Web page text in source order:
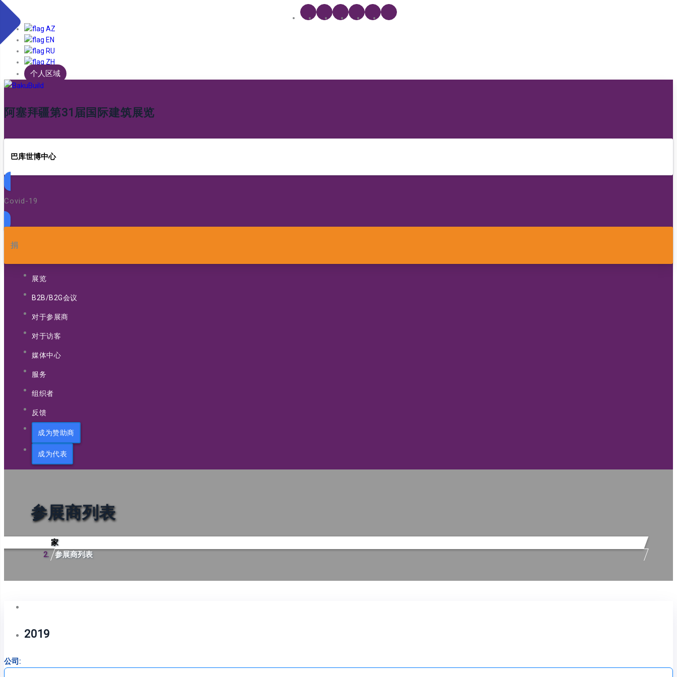
AZ
EN
RU
ZH
个人区域
阿塞拜疆第31届国际建筑展览
巴库世博中心
Covid-19
捐
展览
B2B/B2G会议
对于参展商
对于访客
媒体中心
服务
组织者
反馈
成为赞助商
成为代表
参展商列表
家
参展商列表
2019
公司: